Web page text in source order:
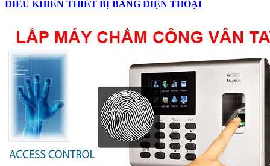
ĐIỀU KHIỂN THIẾT BỊ BẰNG ĐIỆN THOẠI